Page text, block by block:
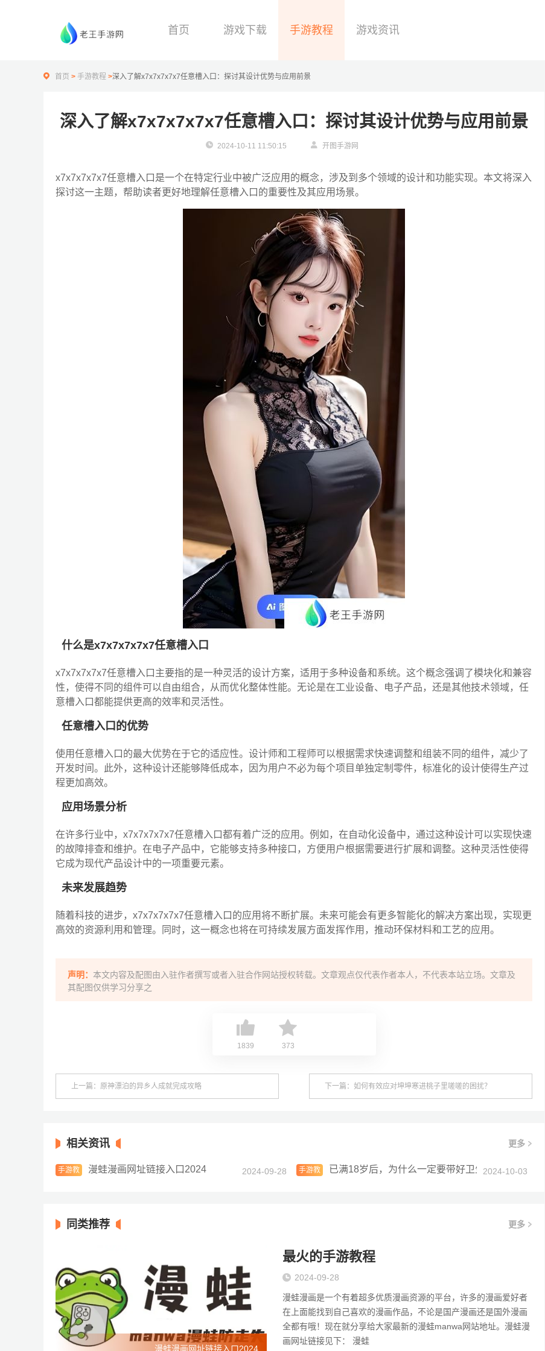
首页 游戏下载 手游教程 游戏资讯
首页 > 手游教程 >深入了解x7x7x7x7x7任意槽入口：探讨其设计优势与应用前景
深入了解x7x7x7x7x7任意槽入口：探讨其设计优势与应用前景
2024-10-11 11:50:15 开图手游网
x7x7x7x7x7任意槽入口是一个在特定行业中被广泛应用的概念，涉及到多个领域的设计和功能实现。本文将深入
探讨这一主题，帮助读者更好地理解任意槽入口的重要性及其应用场景。
什么是x7x7x7x7x7任意槽入口
x7x7x7x7x7任意槽入口主要指的是一种灵活的设计方案，适用于多种设备和系统。这个概念强调了模块化和兼容
性，使得不同的组件可以自由组合，从而优化整体性能。无论是在工业设备、电子产品，还是其他技术领域，任
意槽入口都能提供更高的效率和灵活性。
任意槽入口的优势
使用任意槽入口的最大优势在于它的适应性。设计师和工程师可以根据需求快速调整和组装不同的组件，减少了
开发时间。此外，这种设计还能够降低成本，因为用户不必为每个项目单独定制零件，标准化的设计使得生产过
程更加高效。
应用场景分析
在许多行业中，x7x7x7x7x7任意槽入口都有着广泛的应用。例如，在自动化设备中，通过这种设计可以实现快速
的故障排查和维护。在电子产品中，它能够支持多种接口，方便用户根据需要进行扩展和调整。这种灵活性使得
它成为现代产品设计中的一项重要元素。
未来发展趋势
随着科技的进步，x7x7x7x7x7任意槽入口的应用将不断扩展。未来可能会有更多智能化的解决方案出现，实现更
高效的资源利用和管理。同时，这一概念也将在可持续发展方面发挥作用，推动环保材料和工艺的应用。
声明： 本文内容及配图由入驻作者撰写或者入驻合作网站授权转载。文章观点仅代表作者本人，不代表本站立场。文章及
其配图仅供学习分享之
1839 373
上一篇：原神漂泊的异乡人成就完成攻略 下一篇：如何有效应对坤坤寒进桃子里嗟嗟的困扰？
相关资讯 更多
手游教
漫蛙漫画网址链接入口2024 2024-09-28
手游教
已满18岁后，为什么一定要带好卫生纸？是否只
2024-10-03
同类推荐 更多
漫蛙漫画网址链接入口2024
最火的手游教程
2024-09-28
漫蛙漫画是一个有着超多优质漫画资源的平台，许多的漫画爱好者
在上面能找到自己喜欢的漫画作品，不论是国产漫画还是国外漫画
全都有哦！现在就分享给大家最新的漫蛙manwa网站地址。漫蛙漫
画网址链接见下： 漫蛙